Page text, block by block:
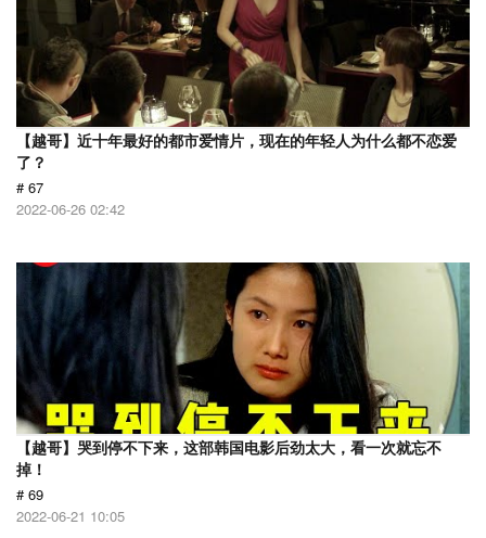
【越哥】近十年最好的都市爱情片，现在的年轻人为什么都不恋爱
了？
# 67
2022-06-26 02:42
【越哥】哭到停不下来，这部韩国电影后劲太大，看一次就忘不
掉！
# 69
2022-06-21 10:05